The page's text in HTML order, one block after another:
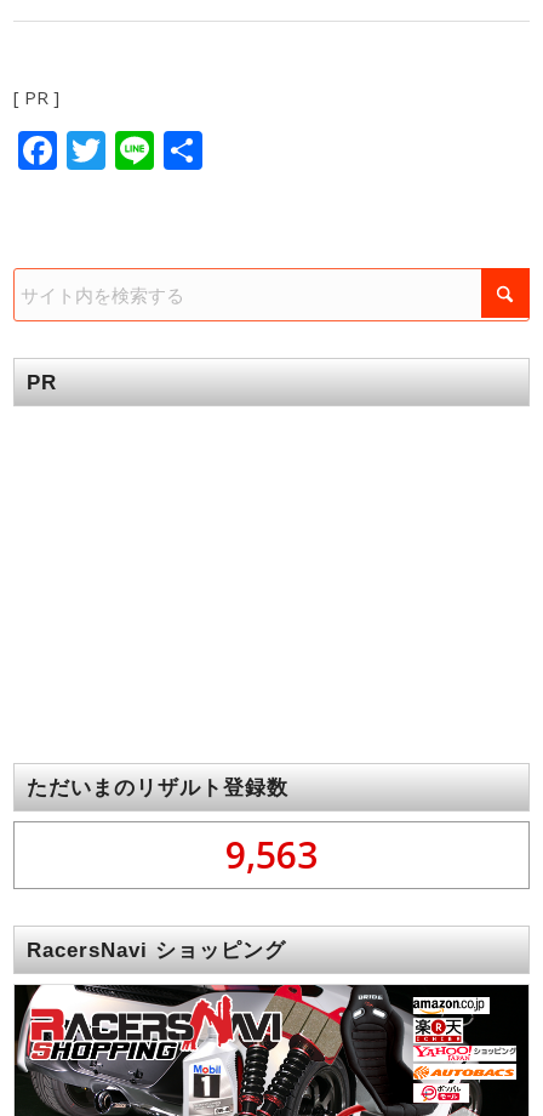
[ PR ]
Facebook
Twitter
Line
PR
ただいまのリザルト登録数
9,563
RacersNavi ショッピング